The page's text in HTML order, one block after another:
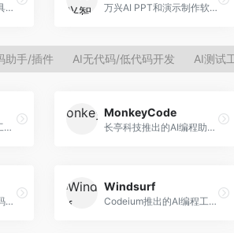
美图AI生成PPT设计工具，整合图像处理能力。面向设计师和职场人士，提供PPT生成、图片美化、设计优化等服务，视觉设计美观。 万兴AI PPT和演示制作软件，整合视频演示功能。面向职场人士和教育工作者，提供PPT生成、演示录制、视频制作等服务，演示功能完善。
助手/插件 AI无代码/低代码开发 AI测试
美团推出的AI IDE编程工具，专注于本地开发生态。面向开发者，提供智能代码补全、代码生成、项目管理等服务，本地开发体验好。
MonkeyCode
长亭科技推出的AI编程助手，专注于安全开发。面向开发者，提供代码生成、安全检测、漏洞修复等服务，安全开发能力强。
AI编程工具，专注于代码智能生成与优化。面向开发者，提供代码生成、代码重构、错误修复等服务，编程效率高。
Windsurf
Codeium推出的AI编程工具，专注于代码智能辅助。面向开发者，提供代码补全、代码生成、代码解释等服务，多语言支持完善。